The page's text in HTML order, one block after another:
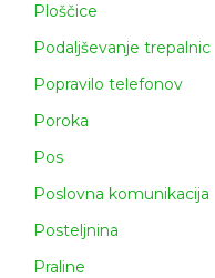
Ploščice
Podaljševanje trepalnic
Popravilo telefonov
Poroka
Pos
Poslovna komunikacija
Posteljnina
Praline